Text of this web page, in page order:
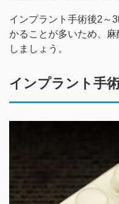
インプラント手術後2～
かることが多いため、
しましょう。
インプラント手